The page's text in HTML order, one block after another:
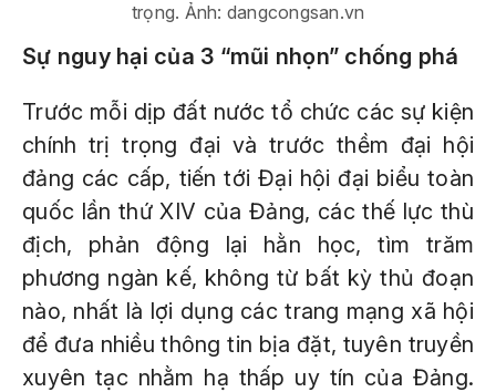
trọng. Ảnh: dangcongsan.vn
Sự nguy hại của 3 “mũi nhọn” chống phá
Trước mỗi dịp đất nước tổ chức các sự kiện
chính trị trọng đại và trước thềm đại hội
đảng các cấp, tiến tới Đại hội đại biểu toàn
quốc lần thứ XIV của Đảng, các thế lực thù
địch, phản động lại hằn học, tìm trăm
phương ngàn kế, không từ bất kỳ thủ đoạn
nào, nhất là lợi dụng các trang mạng xã hội
để đưa nhiều thông tin bịa đặt, tuyên truyền
xuyên tạc nhằm hạ thấp uy tín của Đảng.